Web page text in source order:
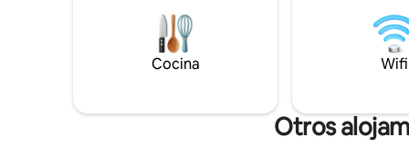
Playas
Salinas. Por políticas de la urbanización,
no se
Cocina Wifi
Otros